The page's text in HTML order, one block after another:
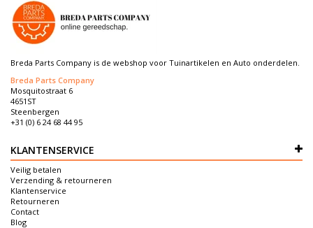
Breda Parts Company is de webshop voor Tuinartikelen en Auto onderdelen.
Breda Parts Company
Mosquitostraat 6
4651ST
Steenbergen
+31 (0) 6 24 68 44 95
KLANTENSERVICE
Veilig betalen
Verzending & retourneren
Klantenservice
Retourneren
Contact
Blog